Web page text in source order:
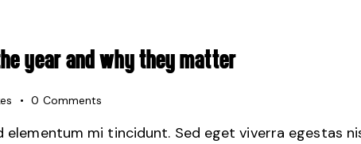
YEAR AND WHY THEY MATTER
0 Comments
elementum mi tincidunt. Sed eget viverra egestas